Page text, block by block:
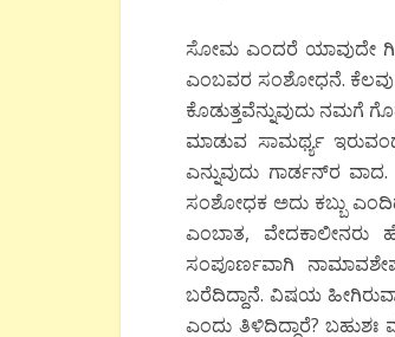
ಸೋಮ ಎಂದರೆ ಯಾವುದೇ
ಎಂಬವರ ಸಂಶೋಧನೆ. ಕೆಲವು
ಕೊಡುತ್ತವೆನ್ನುವುದು ನಮಗೆ
ಮಾಡುವ ಸಾಮರ್ಥ್ಯ
ಎನ್ನುವುದು ಗಾರ್ಡನ್‍ರ
ಸಂಶೋಧಕ ಅದು ಕಬ್ಬು
ಎಂಬಾತ, ವೇದಕಾಲೀನರು
ಸಂಪೂರ್ಣವಾಗಿ
ಬರೆದಿದ್ದಾನೆ. ವಿಷಯ
ಎಂದು ತಿಳಿದಿದ್ದಾರೆ?